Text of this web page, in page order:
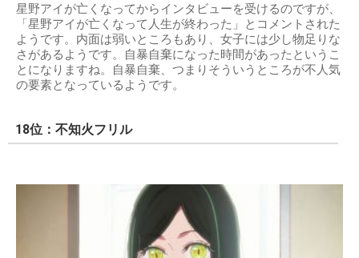
星野アイが亡くなってからインタビューを受けるのですが、
「星野アイが亡くなって人生が終わった」とコメントされた
ようです。内面は弱いところもあり、女子には少し物足りな
さがあるようです。自暴自棄になった時間があったというこ
とになりますね。自暴自棄、つまりそういうところが不人気
の要素となっているようです。
18位：不知火フリル